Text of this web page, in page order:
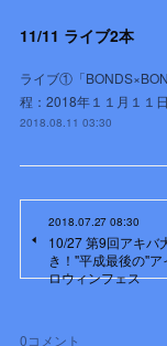
11/11 ライブ2本
ライブ①「
程：2018年１１月１１
2018.08.11 03:30
2018.07.27 08:30
10/27 第9回アキバ
き！''平成最後の''
ロウィンフェス
0コメント